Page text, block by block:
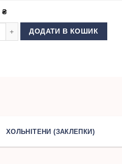
кількість
₴
(насадка) для встановлення
ДОДАТИ В КОШИК
ХОЛЬНІТЕНИ (ЗАКЛЕПКИ)